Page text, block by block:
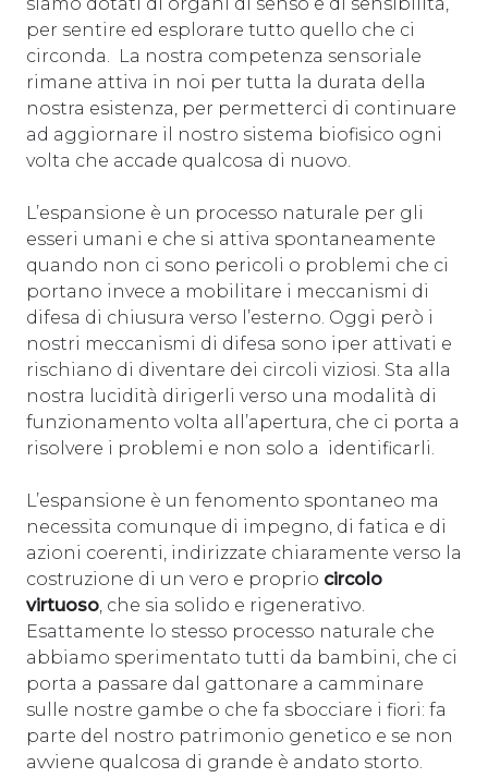
per sentire ed esplorare tutto quello che ci
circonda. La nostra competenza sensoriale
rimane attiva in noi per tutta la durata della
nostra esistenza, per permetterci di continuare
ad aggiornare il nostro sistema biofisico ogni
volta che accade qualcosa di nuovo.
L’espansione è un processo naturale per gli
esseri umani e che si attiva spontaneamente
quando non ci sono pericoli o problemi che ci
portano invece a mobilitare i meccanismi di
difesa di chiusura verso l’esterno. Oggi però i
nostri meccanismi di difesa sono iper attivati e
rischiano di diventare dei circoli viziosi. Sta alla
nostra lucidità dirigerli verso una modalità di
funzionamento volta all’apertura, che ci porta a
risolvere i problemi e non solo a identificarli.
L’espansione è un fenomento spontaneo ma
necessita comunque di impegno, di fatica e di
azioni coerenti, indirizzate chiaramente verso la
costruzione di un vero e proprio circolo
virtuoso, che sia solido e rigenerativo.
Esattamente lo stesso processo naturale che
abbiamo sperimentato tutti da bambini, che ci
porta a passare dal gattonare a camminare
sulle nostre gambe o che fa sbocciare i fiori: fa
parte del nostro patrimonio genetico e se non
avviene qualcosa di grande è andato storto.